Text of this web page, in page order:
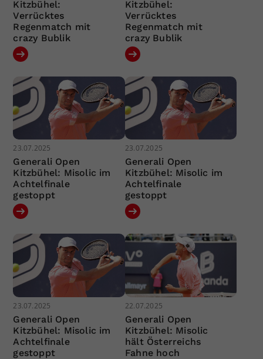
Kitzbühel:
Verrücktes
Regenmatch mit
crazy Bublik
Kitzbühel:
Verrücktes
Regenmatch mit
crazy Bublik
23.07.2025
Generali Open
Kitzbühel: Misolic im
Achtelfinale
gestoppt
23.07.2025
Generali Open
Kitzbühel: Misolic im
Achtelfinale
gestoppt
23.07.2025
Generali Open
Kitzbühel: Misolic im
Achtelfinale
gestoppt
22.07.2025
Generali Open
Kitzbühel: Misolic
hält Österreichs
Fahne hoch